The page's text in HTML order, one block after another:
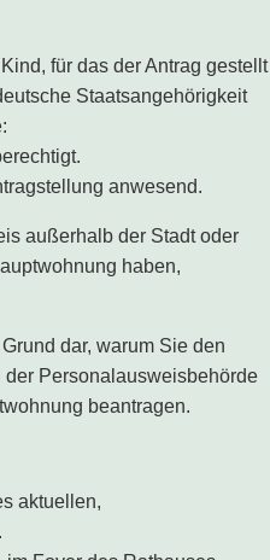
für das der Antrag gestellt
Staatsangehörigkeit
anwesend.
außerhalb der Stadt oder
haben,
dar, warum Sie den
Personalausweisbehörde
beantragen.
aktuellen,